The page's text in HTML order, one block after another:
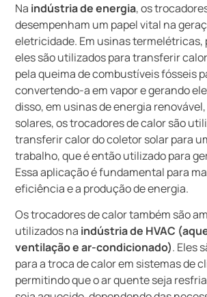
Na indústria de energia, os
desempenham um papel vital na
eletricidade. Em usinas termelétricas,
eles são utilizados para transferir
pela queima de combustíveis fósseis
convertendo-a em vapor e gerando
disso, em usinas de energia
solares, os trocadores de calor são
transferir calor do coletor solar para
trabalho, que é então utilizado para
Essa aplicação é fundamental para
eficiência e a produção de energia.
Os trocadores de calor também são
utilizados na indústria de HVAC
ventilação e ar-condicionado). Eles
para a troca de calor em sistemas de
permitindo que o ar quente seja